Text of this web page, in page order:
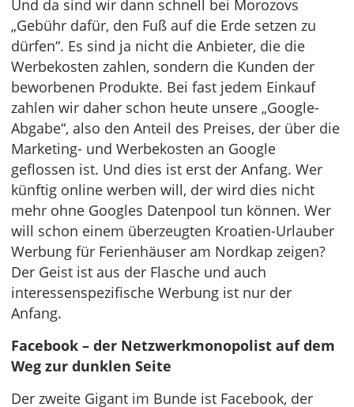
Und da sind wir dann schnell bei Morozovs
„Gebühr dafür, den Fuß auf die Erde setzen zu
dürfen“. Es sind ja nicht die Anbieter, die die
Werbekosten zahlen, sondern die Kunden der
beworbenen Produkte. Bei fast jedem Einkauf
zahlen wir daher schon heute unsere „Google-
Abgabe“, also den Anteil des Preises, der über die
Marketing- und Werbekosten an Google
geflossen ist. Und dies ist erst der Anfang. Wer
künftig online werben will, der wird dies nicht
mehr ohne Googles Datenpool tun können. Wer
will schon einem überzeugten Kroatien-Urlauber
Werbung für Ferienhäuser am Nordkap zeigen?
Der Geist ist aus der Flasche und auch
interessenspezifische Werbung ist nur der
Anfang.
Facebook – der Netzwerkmonopolist auf dem
Weg zur dunklen Seite
Der zweite Gigant im Bunde ist Facebook, der